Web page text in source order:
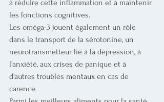
à réduire cette inflammation et à maintenir
les fonctions cognitives.
Les oméga-3 jouent également un rôle
dans le transport de la sérotonine, un
neurotransmetteur lié à la dépression, à
l'anxiété, aux crises de panique et à
d'autres troubles mentaux en cas de
carence.